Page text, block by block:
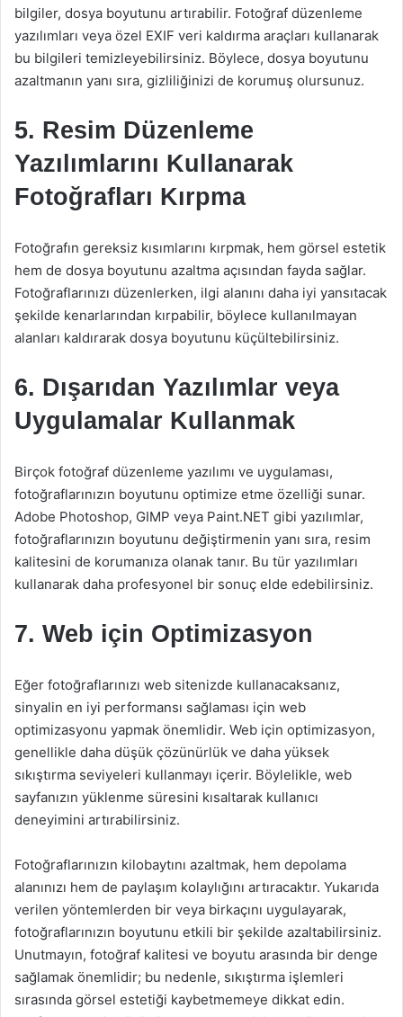
bilgiler, dosya boyutunu artırabilir. Fotoğraf düzenleme
yazılımları veya özel EXIF veri kaldırma araçları kullanarak
bu bilgileri temizleyebilirsiniz. Böylece, dosya boyutunu
azaltmanın yanı sıra, gizliliğinizi de korumuş olursunuz.
5. Resim Düzenleme
Yazılımlarını Kullanarak
Fotoğrafları Kırpma
Fotoğrafın gereksiz kısımlarını kırpmak, hem görsel estetik
hem de dosya boyutunu azaltma açısından fayda sağlar.
Fotoğraflarınızı düzenlerken, ilgi alanını daha iyi yansıtacak
şekilde kenarlarından kırpabilir, böylece kullanılmayan
alanları kaldırarak dosya boyutunu küçültebilirsiniz.
6. Dışarıdan Yazılımlar veya
Uygulamalar Kullanmak
Birçok fotoğraf düzenleme yazılımı ve uygulaması,
fotoğraflarınızın boyutunu optimize etme özelliği sunar.
Adobe Photoshop, GIMP veya Paint.NET gibi yazılımlar,
fotoğraflarınızın boyutunu değiştirmenin yanı sıra, resim
kalitesini de korumanıza olanak tanır. Bu tür yazılımları
kullanarak daha profesyonel bir sonuç elde edebilirsiniz.
7. Web için Optimizasyon
Eğer fotoğraflarınızı web sitenizde kullanacaksanız,
sinyalin en iyi performansı sağlaması için web
optimizasyonu yapmak önemlidir. Web için optimizasyon,
genellikle daha düşük çözünürlük ve daha yüksek
sıkıştırma seviyeleri kullanmayı içerir. Böylelikle, web
sayfanızın yüklenme süresini kısaltarak kullanıcı
deneyimini artırabilirsiniz.
Fotoğraflarınızın kilobaytını azaltmak, hem depolama
alanınızı hem de paylaşım kolaylığını artıracaktır. Yukarıda
verilen yöntemlerden bir veya birkaçını uygulayarak,
fotoğraflarınızın boyutunu etkili bir şekilde azaltabilirsiniz.
Unutmayın, fotoğraf kalitesi ve boyutu arasında bir denge
sağlamak önemlidir; bu nedenle, sıkıştırma işlemleri
sırasında görsel estetiği kaybetmemeye dikkat edin.